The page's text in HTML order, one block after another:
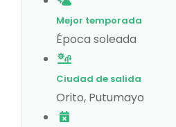
Mejor temporada
Época soleada
Ciudad de salida
Orito, Putumayo